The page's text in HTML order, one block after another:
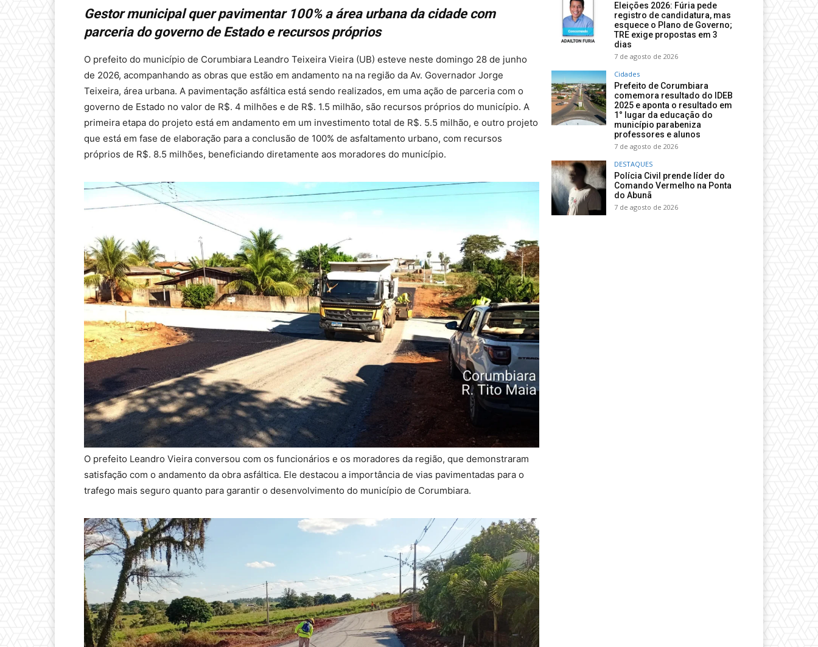
Gestor municipal quer pavimentar 100% a área urbana da cidade com
parceria do governo de Estado e recursos próprios
O prefeito do município de Corumbiara Leandro Teixeira Vieira (UB) esteve neste domingo 28 de junho
de 2026, acompanhando as obras que estão em andamento na na região da Av. Governador Jorge
Teixeira, área urbana. A pavimentação asfáltica está sendo realizados, em uma ação de parceria com o
governo de Estado no valor de R$. 4 milhões e de R$. 1.5 milhão, são recursos próprios do município. A
primeira etapa do projeto está em andamento em um investimento total de R$. 5.5 milhão, e outro projeto
que está em fase de elaboração para a conclusão de 100% de asfaltamento urbano, com recursos
próprios de R$. 8.5 milhões, beneficiando diretamente aos moradores do município.
O prefeito Leandro Vieira conversou com os funcionários e os moradores da região, que demonstraram
satisfação com o andamento da obra asfáltica. Ele destacou a importância de vias pavimentadas para o
trafego mais seguro quanto para garantir o desenvolvimento do município de Corumbiara.
Eleições 2026: Fúria pede
registro de candidatura, mas
esquece o Plano de Governo;
TRE exige propostas em 3
dias
7 de agosto de 2026
Cidades
Prefeito de Corumbiara
comemora resultado do IDEB
2025 e aponta o resultado em
1° lugar da educação do
município parabeniza
professores e alunos
7 de agosto de 2026
DESTAQUES
Polícia Civil prende líder do
Comando Vermelho na Ponta
do Abunã
7 de agosto de 2026